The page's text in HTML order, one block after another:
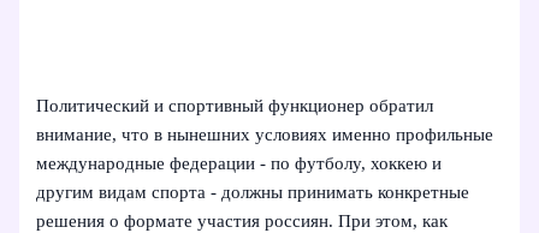
Политический и спортивный функционер обратил
внимание, что в нынешних условиях именно профильные
международные федерации - по футболу, хоккею и
другим видам спорта - должны принимать конкретные
решения о формате участия россиян. При этом, как